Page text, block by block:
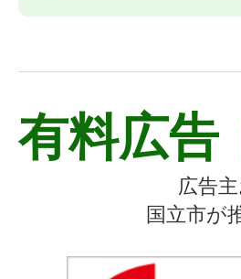
有料広告
広告
国立市が